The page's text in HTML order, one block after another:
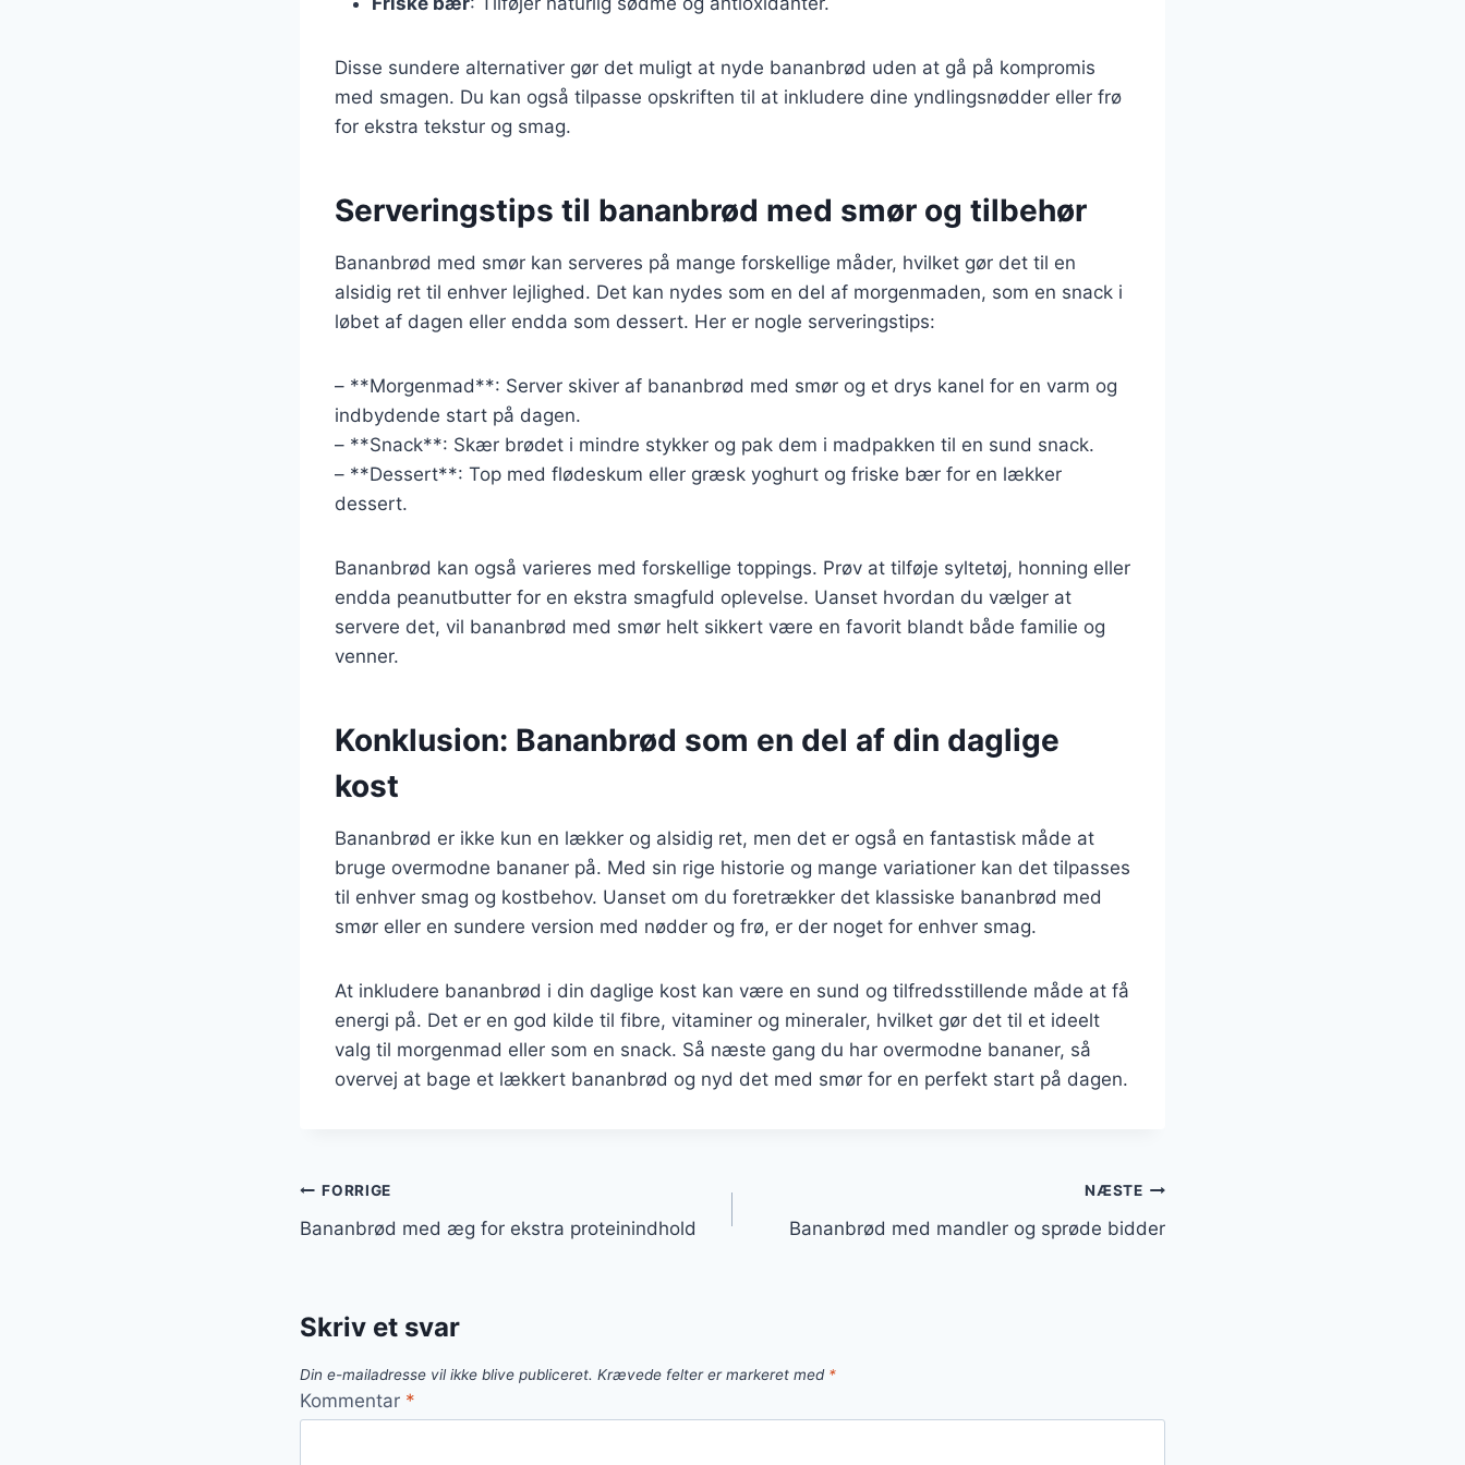
Disse sundere alternativer gør det muligt at nyde bananbrød uden at gå på kompromis
med smagen. Du kan også tilpasse opskriften til at inkludere dine yndlingsnødder eller frø
for ekstra tekstur og smag.
Serveringstips til bananbrød med smør og tilbehør
Bananbrød med smør kan serveres på mange forskellige måder, hvilket gør det til en
alsidig ret til enhver lejlighed. Det kan nydes som en del af morgenmaden, som en snack i
løbet af dagen eller endda som dessert. Her er nogle serveringstips:
– **Morgenmad**: Server skiver af bananbrød med smør og et drys kanel for en varm og
indbydende start på dagen.
– **Snack**: Skær brødet i mindre stykker og pak dem i madpakken til en sund snack.
– **Dessert**: Top med flødeskum eller græsk yoghurt og friske bær for en lækker
dessert.
Bananbrød kan også varieres med forskellige toppings. Prøv at tilføje syltetøj, honning eller
endda peanutbutter for en ekstra smagfuld oplevelse. Uanset hvordan du vælger at
servere det, vil bananbrød med smør helt sikkert være en favorit blandt både familie og
venner.
Konklusion: Bananbrød som en del af din daglige
kost
Bananbrød er ikke kun en lækker og alsidig ret, men det er også en fantastisk måde at
bruge overmodne bananer på. Med sin rige historie og mange variationer kan det tilpasses
til enhver smag og kostbehov. Uanset om du foretrækker det klassiske bananbrød med
smør eller en sundere version med nødder og frø, er der noget for enhver smag.
At inkludere bananbrød i din daglige kost kan være en sund og tilfredsstillende måde at få
energi på. Det er en god kilde til fibre, vitaminer og mineraler, hvilket gør det til et ideelt
valg til morgenmad eller som en snack. Så næste gang du har overmodne bananer, så
overvej at bage et lækkert bananbrød og nyd det med smør for en perfekt start på dagen.
Indlægsnavigation
FORRIGE
Bananbrød med æg for ekstra proteinindhold
NÆSTE
Bananbrød med mandler og sprøde bidder
Skriv et svar
Din e-mailadresse vil ikke blive publiceret. Krævede felter er markeret med *
Kommentar *